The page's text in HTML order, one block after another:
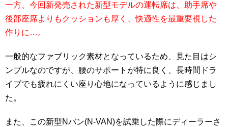
一方、今回新発売された新型モデルの運転席は、助手席や
後部座席よりもクッションも厚く、快適性を最重要視した
作りに…。
一般的なファブリック素材となっているため、見た目はシ
ンプルなのですが、腰のサポートが特に良く、長時間ドラ
イブでも疲れにくい座り心地になっているように感じまし
た。
また、この新型Nバン(N-VAN)を試乗した際にディーラーさ